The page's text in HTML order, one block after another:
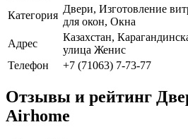
Категория
Двери, Изготовление
для окон, Окна
Адрес
Казахстан,
улица Женис
Телефон
+7 (71063) 7-73-77
Отзывы и рейтинг
Airhome